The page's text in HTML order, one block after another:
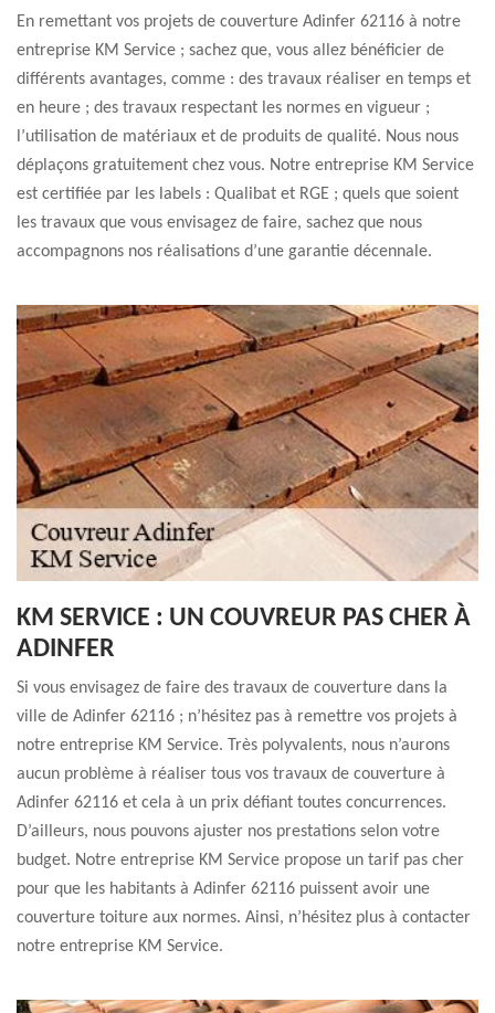
En remettant vos projets de couverture Adinfer 62116 à notre
entreprise KM Service ; sachez que, vous allez bénéficier de
différents avantages, comme : des travaux réaliser en temps et
en heure ; des travaux respectant les normes en vigueur ;
l’utilisation de matériaux et de produits de qualité. Nous nous
déplaçons gratuitement chez vous. Notre entreprise KM Service
est certifiée par les labels : Qualibat et RGE ; quels que soient
les travaux que vous envisagez de faire, sachez que nous
accompagnons nos réalisations d’une garantie décennale.
KM SERVICE : UN COUVREUR PAS CHER À
ADINFER
Si vous envisagez de faire des travaux de couverture dans la
ville de Adinfer 62116 ; n’hésitez pas à remettre vos projets à
notre entreprise KM Service. Très polyvalents, nous n’aurons
aucun problème à réaliser tous vos travaux de couverture à
Adinfer 62116 et cela à un prix défiant toutes concurrences.
D’ailleurs, nous pouvons ajuster nos prestations selon votre
budget. Notre entreprise KM Service propose un tarif pas cher
pour que les habitants à Adinfer 62116 puissent avoir une
couverture toiture aux normes. Ainsi, n’hésitez plus à contacter
notre entreprise KM Service.